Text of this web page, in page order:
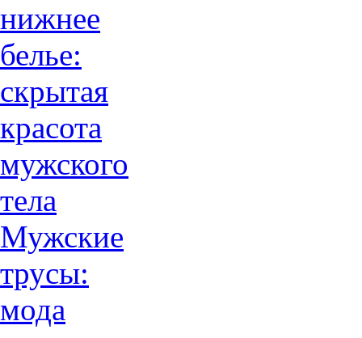
нижнее
белье:
скрытая
красота
мужского
тела
Мужские
трусы:
мода